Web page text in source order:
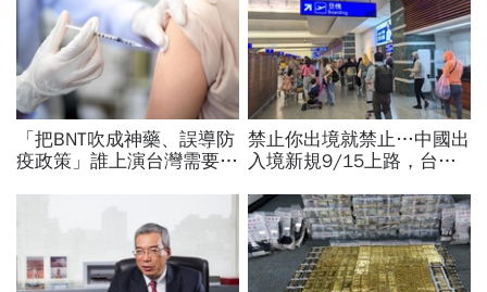
「把BNT吹成神藥、誤導防
疫政策」誰上演台灣需要中
禁止你出境就禁止…中國出
入境新規9/15上路，台灣
職業特別注意：前例在這